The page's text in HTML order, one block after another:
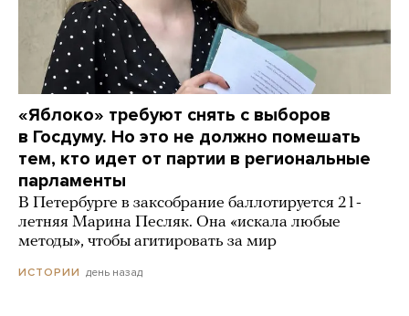
«Яблоко» требуют снять с выборов
в Госдуму. Но это не должно помешать
тем, кто идет от партии в региональные
парламенты
В Петербурге в заксобрание баллотируется 21-
летняя Марина Песляк. Она «искала любые
методы», чтобы агитировать за мир
ИСТОРИИ день назад